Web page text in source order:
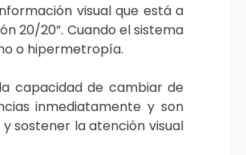
visual que está a
20/20”. Cuando el sistema
o hipermetropía.
capacidad de cambiar de
inmediatamente y son
sostener la atención visual